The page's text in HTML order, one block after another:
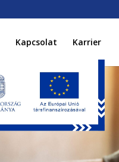
Kapcsolat Karrier